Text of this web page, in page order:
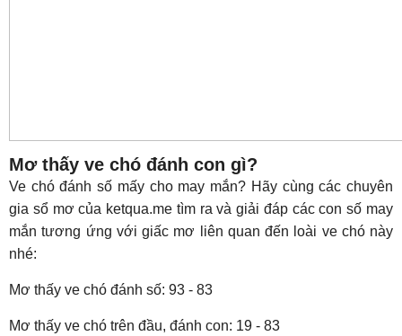
Mơ thấy ve chó đánh con gì?
Ve chó đánh số mấy cho may mắn? Hãy cùng các chuyên
gia sổ mơ của ketqua.me tìm ra và giải đáp các con số may
mắn tương ứng với giấc mơ liên quan đến loài ve chó này
nhé:
Mơ thấy ve chó đánh số: 93 - 83
Mơ thấy ve chó trên đầu, đánh con: 19 - 83